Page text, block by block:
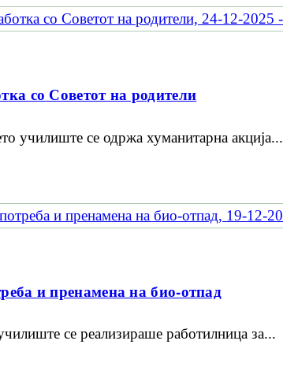
со Советот на родители
училиште се одржа хуманитарна акција...
и пренамена на био-отпад
се реализираше работилница за...